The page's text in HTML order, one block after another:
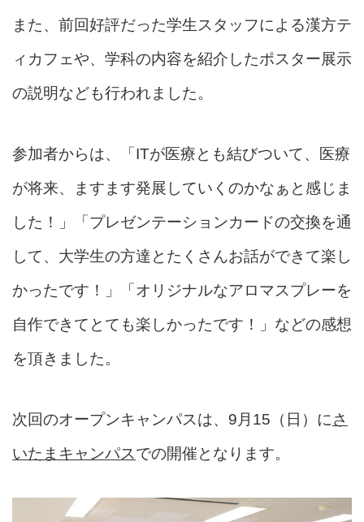
また、前回好評だった学生スタッフによる漢方テ
ィカフェや、学科の内容を紹介したポスター展示
の説明なども行われました。
参加者からは、「ITが医療とも結びついて、
医療
が将来、ますます発展していくのかなぁと感じま
した！」「プレゼンテーションカードの交換を通
して、大学生の方達とたくさんお話ができて楽し
かったです！」「オリジナルなアロマスプレーを
自作できてとても楽しかったです！」などの感想
を頂きました。
次回のオープンキャンパスは、9月15（日）にさ
いたまキャンパスでの開催となります。